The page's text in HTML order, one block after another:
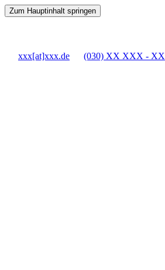
Zum Hauptinhalt springen
xxx[at]xxx.de (030) XX XXX - XX